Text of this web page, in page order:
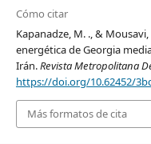
Cómo citar
Kapanadze, M. ., &
energética de Georgia
Irán.Revista Metropolitana
https://doi.org/10.62452/
Más formatos de cita